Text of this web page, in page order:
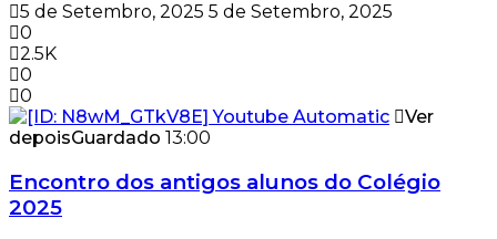
5 de Setembro, 2025 5 de Setembro, 2025
0
2.5K
0
0
Ver
depoisGuardado 13:00
Encontro dos antigos alunos do Colégio
2025